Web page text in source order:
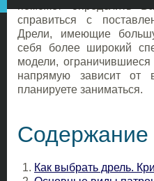
справиться с
Дрели, имеющие
себя более широкий
модели,
напрямую зависит от
планируете заниматься.
Содержание
Как выбрать дрель.